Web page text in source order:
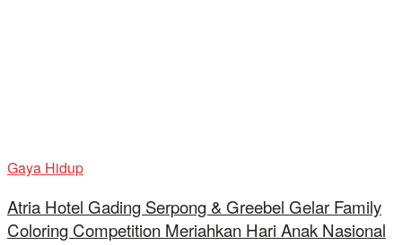
Gaya Hidup
Atria Hotel Gading Serpong & Greebel Gelar Family
Coloring Competition Meriahkan Hari Anak Nasional